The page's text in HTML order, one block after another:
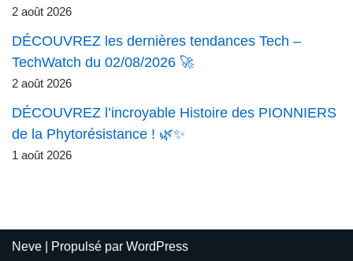
2 août 2026
DÉCOUVREZ les dernières tendances Tech –
TechWatch du 02/08/2026 🚀
2 août 2026
DÉCOUVREZ l’incroyable Histoire des PIONNIERS
de la Phytorésistance ! 🌿✨
1 août 2026
Neve | Propulsé par WordPress